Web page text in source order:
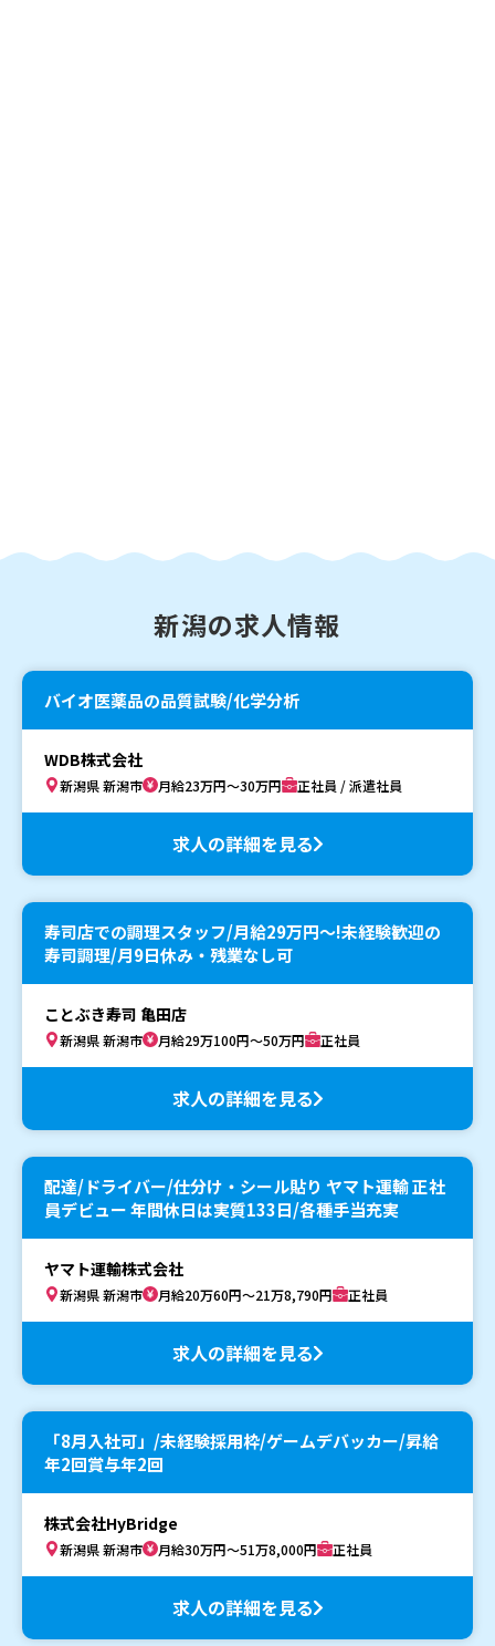
新潟の求人情報
バイオ医薬品の品質試験/化学分析
WDB株式会社
新潟県 新潟市 月給23万円～30万円 正社員 / 派遣社員
求人の詳細を見る
寿司店での調理スタッフ/月給29万円〜!未経験歓迎の
寿司調理/月9日休み・残業なし可
ことぶき寿司 亀田店
新潟県 新潟市 月給29万100円～50万円 正社員
求人の詳細を見る
配達/ドライバー/仕分け・シール貼り ヤマト運輸 正社
員デビュー 年間休日は実質133日/各種手当充実
ヤマト運輸株式会社
新潟県 新潟市 月給20万60円～21万8,790円 正社員
求人の詳細を見る
「8月入社可」/未経験採用枠/ゲームデバッカー/昇給
年2回賞与年2回
株式会社HyBridge
新潟県 新潟市 月給30万円～51万8,000円 正社員
求人の詳細を見る